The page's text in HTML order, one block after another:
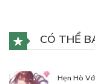
CÓ THỂ
Hẹn Hò